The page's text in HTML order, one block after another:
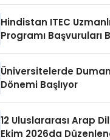
Hindistan ITEC
Programı Başvuruları
Üniversitelerde
Dönemi Başlıyor
12 Uluslararası Arap
Ekim 2026da